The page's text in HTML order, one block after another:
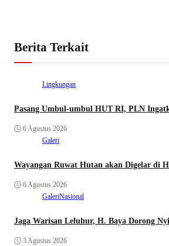
Berita Terkait
Lingkungan
Pasang Umbul-umbul HUT RI, PLN
6 Agustus 2026
Galeri
Wayangan Ruwat Hutan akan Digelar di
6 Agustus 2026
GaleriNasional
Jaga Warisan Leluhur, H. Baya Dorong
3 Agustus 2026